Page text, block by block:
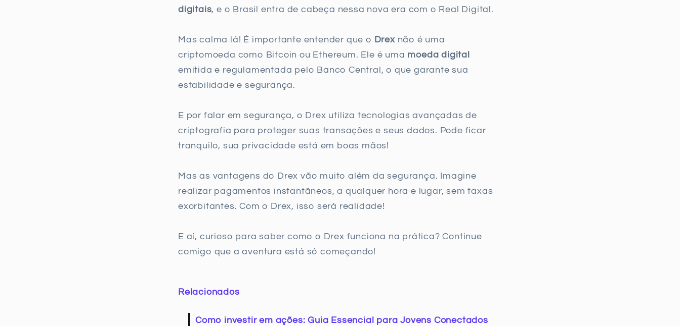
digitais, e o Brasil entra de cabeça nessa nova era com o Real Digital.
Mas calma lá! É importante entender que o Drexnão é uma
criptomoeda como Bitcoin ou Ethereum. Ele é uma moeda digital
emitida e regulamentada pelo Banco Central, o que garante sua
estabilidade e segurança.
E por falar em segurança, o Drex utiliza tecnologias avançadas de
criptografia para proteger suas transações e seus dados. Pode ficar
tranquilo, sua privacidade está em boas mãos!
Mas as vantagens do Drex vão muito além da segurança. Imagine
realizar pagamentos instantâneos, a qualquer hora e lugar, sem taxas
exorbitantes. Com o Drex, isso será realidade!
E aí, curioso para saber como o Drex funciona na prática? Continue
comigo que a aventura está só começando!
Relacionados
Como investir em ações: Guia Essencial para Jovens Conectados